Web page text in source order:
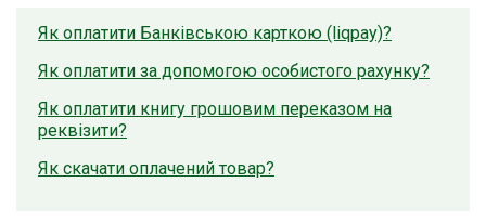
Як оплатити Банківською карткою (liqpay)?
Як оплатити за допомогою особистого рахунку?
Як оплатити книгу грошовим переказом на
реквізити?
Як скачати оплачений товар?